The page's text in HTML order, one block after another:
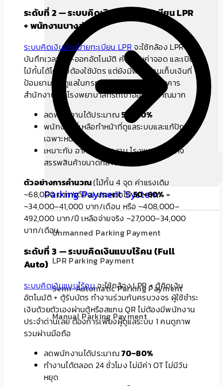
Parking Payment System
Unmanned Parking Payment
LPR Parking Payment
Semi-Automatic Parking Payment
Manual Parking Payment
ระดับที่ 2 — ระบบคิดเงินอ่านป้ายทะเบียน LPR
+ พนักงานบางส่วน
ระบบคิดเงินอ่านป้ายทะเบียน LPR จะใช้กล้อง LPR
บันทึกเวลาเข้า-ออกอัตโนมัติ คำนวณค่าจอด และเปิด
ไม้กั้นได้โดยไม่ต้องใช้บัตร แต่ยังมีพนักงานเก็บเงินที่
ป้อมยามและดูแลในกรณีผิดปกติ เหมาะกับอาคาร
สำนักงานและโรงพยาบาลที่รถเข้าออกปริมาณมาก
ลดพนักงานได้ประมาณ50–60%
พนักงานที่เหลือทำหน้าที่ดูแลระบบและแก้ปัญหา
เฉพาะหน้า
เหมาะกับ อาคารสำนักงาน โรงพยาบาล ห้าง
สรรพสินค้าขนาดกลาง
ตัวอย่างการคำนวณ(ไม้กั้น 4 จุด ค่าแรงเดิม
~68,000 บาท/เดือน) ประหยัดได้50–60% =
~34,000–41,000 บาท/เดือน หรือ ~408,000–
492,000 บาท/ปี เหลือจ่ายจริง ~27,000–34,000
บาท/เดือน
ระดับที่ 3 — ระบบคิดเงินแบบไร้คน (Full
Auto)
ระบบคิดเงินแบบไร้คนจะใช้กล้อง LPR + ตู้คิดเงิน
อัตโนมัติ + ตู้รับบัตร ทำงานร่วมกันครบวงจร ผู้ใช้ชำระ
เงินด้วยตัวเองผ่านตู้หรือสแกน QR ไม่ต้องมีพนักงาน
ประจำด่านเลย ต้องการเพียงผู้ดูแลระบบ 1 คนดูภาพ
รวมผ่านมือถือ
ลดพนักงานได้ประมาณ70–80%
ทำงานได้ตลอด 24 ชั่วโมง ไม่มีค่า OT ไม่มีวัน
หยุด